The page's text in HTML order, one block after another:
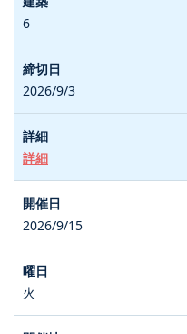
6
2026/9/3
詳細
2026/9/15
火